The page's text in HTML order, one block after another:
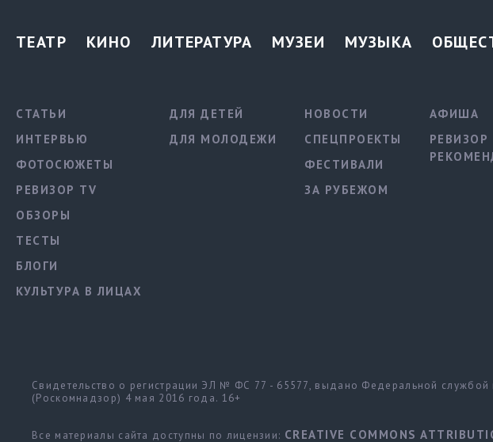
ТЕАТР КИНО ЛИТЕРАТУРА МУЗЕИ МУЗЫКА
СТАТЬИ
ИНТЕРВЬЮ
ФОТОСЮЖЕТЫ
РЕВИЗОР TV
ОБЗОРЫ
ТЕСТЫ
БЛОГИ
КУЛЬТУРА В ЛИЦАХ
ДЛЯ ДЕТЕЙ
ДЛЯ МОЛОДЕЖИ
НОВОСТИ
СПЕЦПРОЕКТЫ
ФЕСТИВАЛИ
ЗА РУБЕЖОМ
АФИША
РЕВИЗОР
Свидетельство о регистрации ЭЛ № ФС 77 - 65577, выдано Федеральной
(Роскомнадзор) 4 мая 2016 года. 16+
Все материалы сайта доступны по лицензии: CREATIVE COMMONS